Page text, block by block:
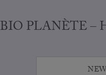
BIO PLANÈTE –